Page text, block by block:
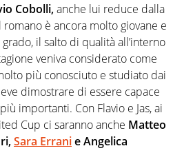
Cobolli,anche lui reduce dalla
è ancora molto giovane e
il salto di qualità all’interno
veniva considerato come
più conosciuto e studiato dai
dimostrare di essere capace
importanti. Con Flavio e Jas, ai
Cup ci saranno anche Matteo
Sara Erranie Angelica